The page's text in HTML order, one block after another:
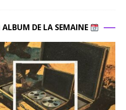
ALBUM DE LA SEMAINE